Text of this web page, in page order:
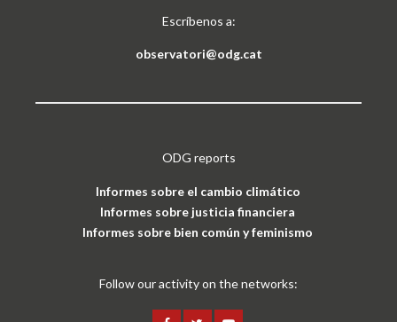
Escríbenos a:
observatori@odg.cat
ODG reports
Informes sobre el cambio climático
Informes sobre justicia financiera
Informes sobre bien común y feminismo
Follow our activity on the networks: